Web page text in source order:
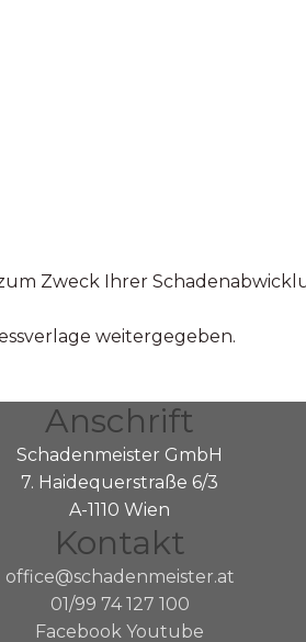
Zweck Ihrer
weitergegeben.
Anschrift
Schadenmeister GmbH
7. Haidequerstraße 6/3
A-1110 Wien
Kontakt
office@schadenmeister.at
01/99 74 127 100
Facebook Youtube